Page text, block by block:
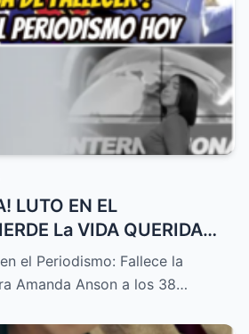
LUTO EN EL
La VIDA QUERIDA
HOY! – HTT
el Periodismo: Fallece la
Amanda Anson a los 38…